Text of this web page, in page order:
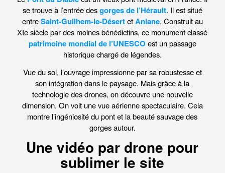
se trouve à l’entrée desgorges de l’Hérault. Il est situé
entreSaint-Guilhem-le-DésertetAniane. Construit au
XIe siècle par des moines bénédictins, ce monument classé
patrimoine mondial de l’UNESCO est un passage
historique chargé de légendes.
Vue du sol, l’ouvrage impressionne par sa robustesse et
son intégration dans le paysage. Mais grâce à la
technologie des drones, on découvre une nouvelle
dimension. On voit une vue aérienne spectaculaire. Cela
montre l’ingéniosité du pont et la beauté sauvage des
gorges autour.
Une vidéo par drone pour
sublimer le site